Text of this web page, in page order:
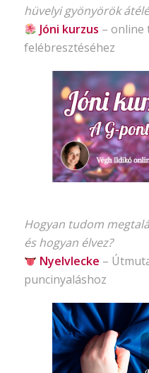
hüvelyi gyönyörök
Jóni kurzus – online
felébresztéséhez
Hogyan tudom
és hogyan élvez?
Nyelvlecke –
puncinyaláshoz